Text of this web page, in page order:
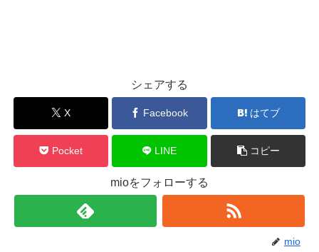
シェアする
X Facebook はてブ
Pocket LINE コピー
mioをフォローする
mio